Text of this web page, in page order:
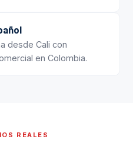
desde Cali con
en Colombia.
REALES